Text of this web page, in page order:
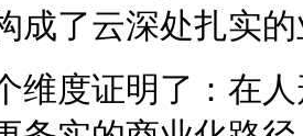
成了云深处扎实
维度证明了：在